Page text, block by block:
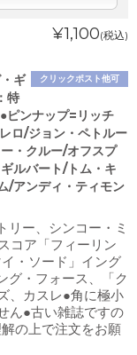
¥1,100(税込)
クリックポスト他可
ギ
特
ピンナップ=リッチ
ロ/ジョン・ペトルー
・クルー/オフスプ
ルバート/トム・キ
/アンディ・ティモン
リー、シンコー・ミ
コア「フィーリン
・ソード」イング
グ・フォース、「ク
、カスレ●角に極小
ん●古い雑誌ですの
の上で注文をお願